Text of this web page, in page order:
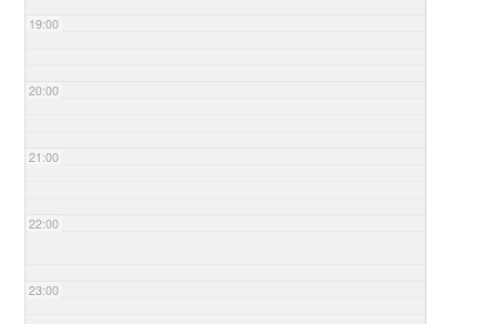
19:00
20:00
21:00
22:00
23:00